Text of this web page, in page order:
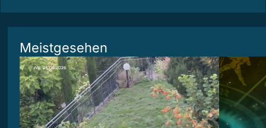
Meistgesehen